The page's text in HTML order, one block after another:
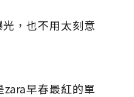
，也不用太刻意
早春最紅的單